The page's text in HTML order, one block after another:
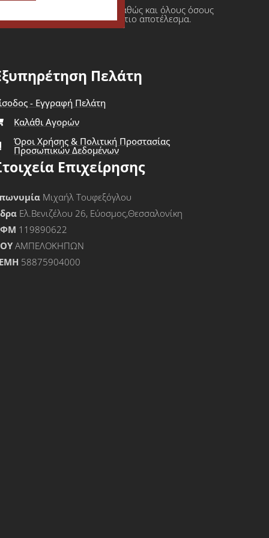
πρατήρια υγρών καυσίμων καθώς και όλους όσους
πάντοτε σε ένα τελικό άρτιο αποτέλεσμα.
Πελάτη
- Εγγραφή Πελάτη
Καλάθι Αγορών
Όροι Χρήσης & Πολιτική Προστασίας
Προσωπικών Δεδομένων
Επιχείρησης
Μιχαήλ Τουφεξόγλου
Ελ.Βενιζέλου 26, Εύοσμος,Θεσσαλονίκη
119890622
ΑΜΠΕΛΟΚΗΠΩΝ
58875904000